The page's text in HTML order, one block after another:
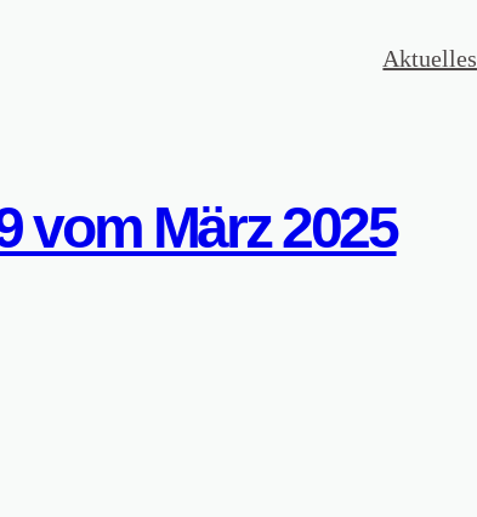
Aktuelles
vom März 2025